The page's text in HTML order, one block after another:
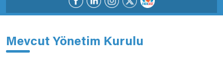
Mevcut Yönetim Kurulu